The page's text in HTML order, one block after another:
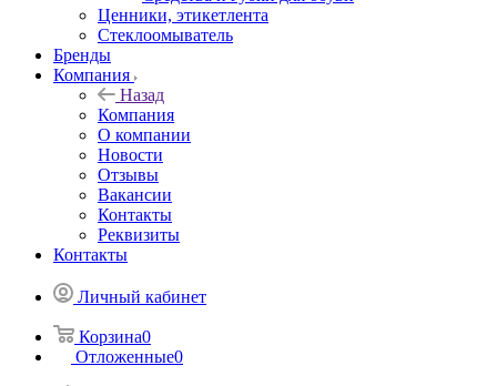
Ценники, этикетлента
Стеклоомыватель
Бренды
Компания
Назад
Компания
О компании
Новости
Отзывы
Вакансии
Контакты
Реквизиты
Контакты
Личный кабинет
Корзина0
Отложенные0